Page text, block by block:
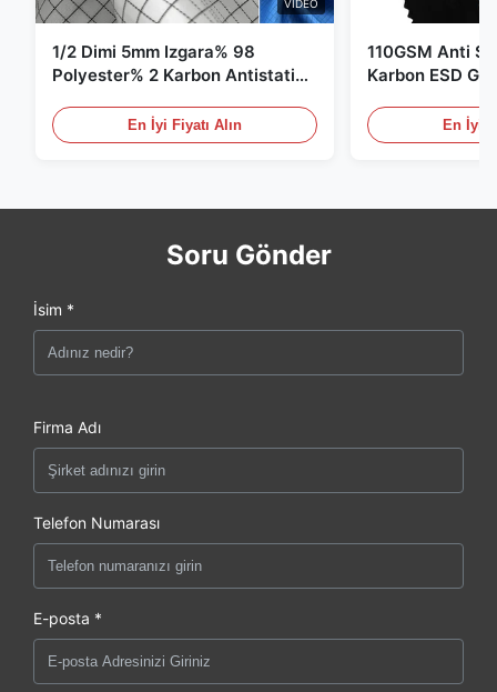
VIDEO
1/2 Dimi 5mm Izgara% 98
Polyester% 2 Karbon Antistatik
En İyi Fiyatı Alın
110GSM Anti
Karbon ESD
En İyi
Soru Gönder
İsim *
Firma Adı
Telefon Numarası
E-posta *